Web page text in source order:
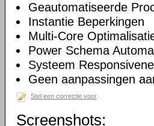
Geautomatiseerde
Instantie Beperkingen
Multi-Core
Power Schema
Systeem
Geen aanpassingen
Stel een correctie voor
Screenshots: